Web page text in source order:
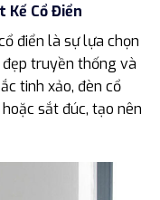
Cổ Điển
điển là sự lựa chọn
truyền thống và
tinh xảo, đèn cổ
sắt đúc, tạo nên